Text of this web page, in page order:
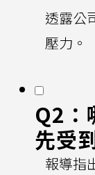
透露公
壓力。
Q2：
先受
報導指